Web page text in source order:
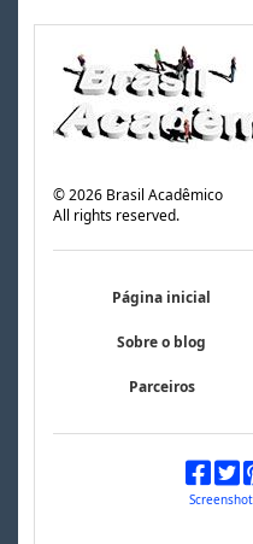
©2026 Brasil Acadêmico
All rights reserved.
Página inicial
Sobre o blog
Parceiros